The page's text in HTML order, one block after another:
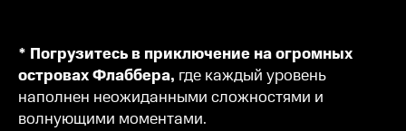
* Погрузитесь в приключение на огромных
островах Флаббера, где каждый уровень
наполнен неожиданными сложностями и
волнующими моментами.